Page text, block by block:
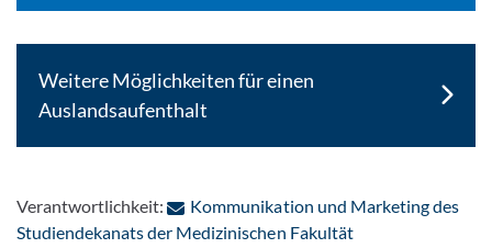
Weitere Möglichkeiten für einen
Auslandsaufenthalt
Verantwortlichkeit:
Kommunikation und Marketing des
Studiendekanats der Medizinischen Fakultät: Per E-Mail